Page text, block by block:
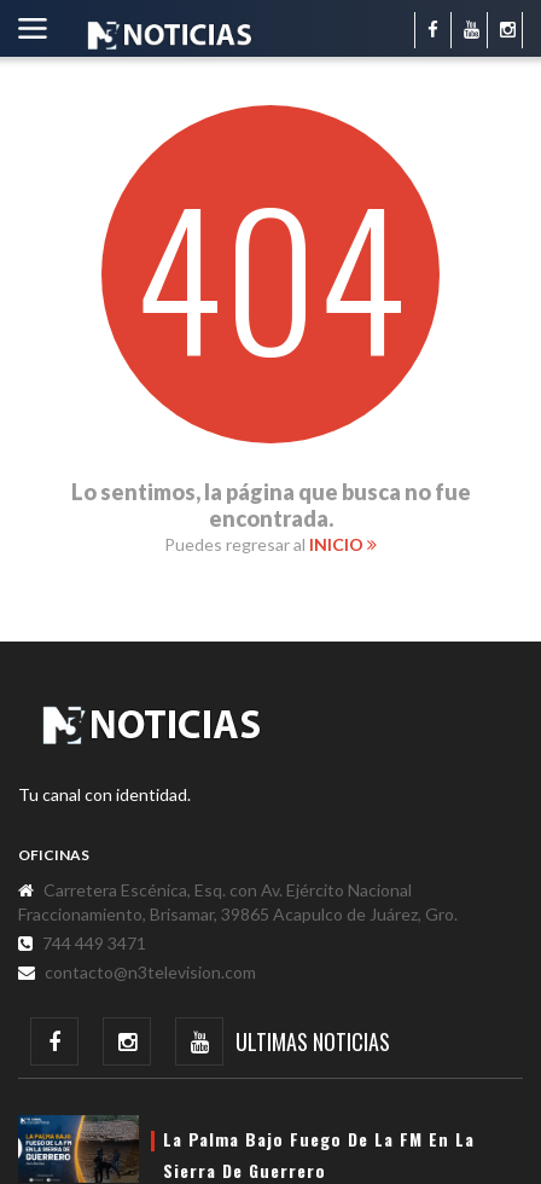
404
Lo sentimos, la página que busca no fue
encontrada.
Puedes regresar al INICIO
Tu canal con identidad.
OFICINAS
Carretera Escénica, Esq. con Av. Ejército Nacional
Fraccionamiento, Brisamar, 39865 Acapulco de Juárez, Gro.
744 449 3471
contacto@n3television.com
ULTIMAS NOTICIAS
La Palma Bajo Fuego De La FM En La
Sierra De Guerrero